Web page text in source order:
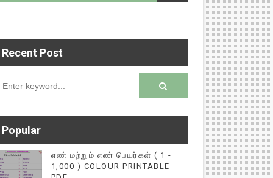
மின்னல் கல்விச் செய்தி இணையதளத்தில்
Recent Post
Popular
எண் மற்றும் எண் பெயர்கள் ( 1 -
1,000 ) COLOUR PRINTABLE